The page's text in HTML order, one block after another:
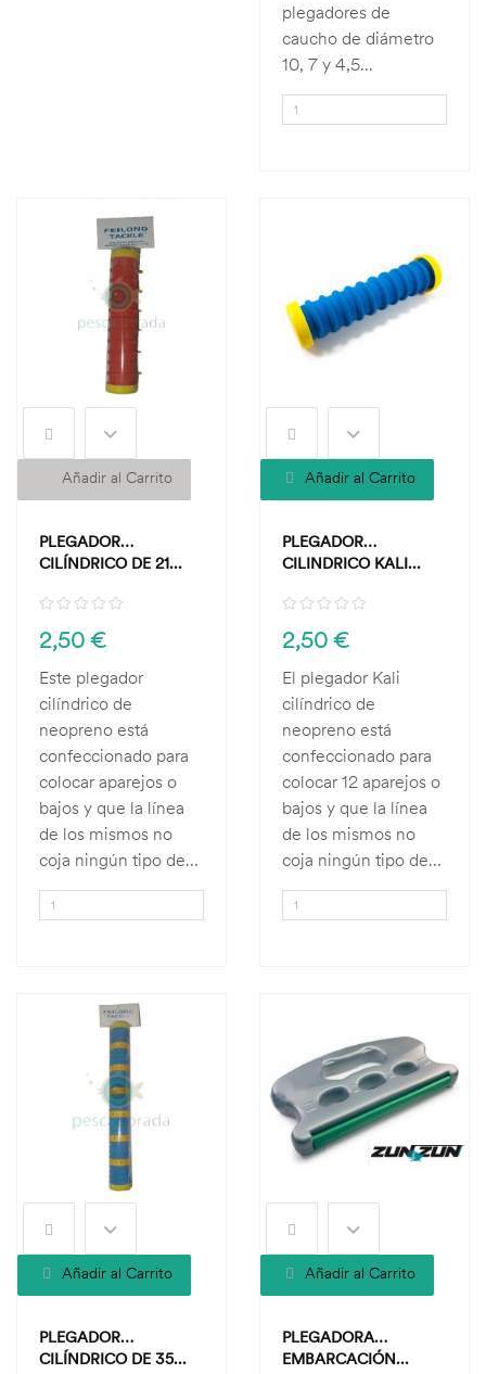
plegadores de
caucho de diámetro
10, 7 y 4,5...
Añadir al Carrito
PLEGADOR
CILÍNDRICO DE 21...
2,50 €
Este plegador
cilíndrico de
neopreno está
confeccionado para
colocar aparejos o
bajos y que la línea
de los mismos no
coja ningún tipo de...
Añadir al Carrito
PLEGADOR
CILINDRICO KALI...
2,50 €
El plegador Kali
cilíndrico de
neopreno está
confeccionado para
colocar 12 aparejos o
bajos y que la línea
de los mismos no
coja ningún tipo de...
Añadir al Carrito
PLEGADOR
CILÍNDRICO DE 35...
Añadir al Carrito
PLEGADORA
EMBARCACIÓN...